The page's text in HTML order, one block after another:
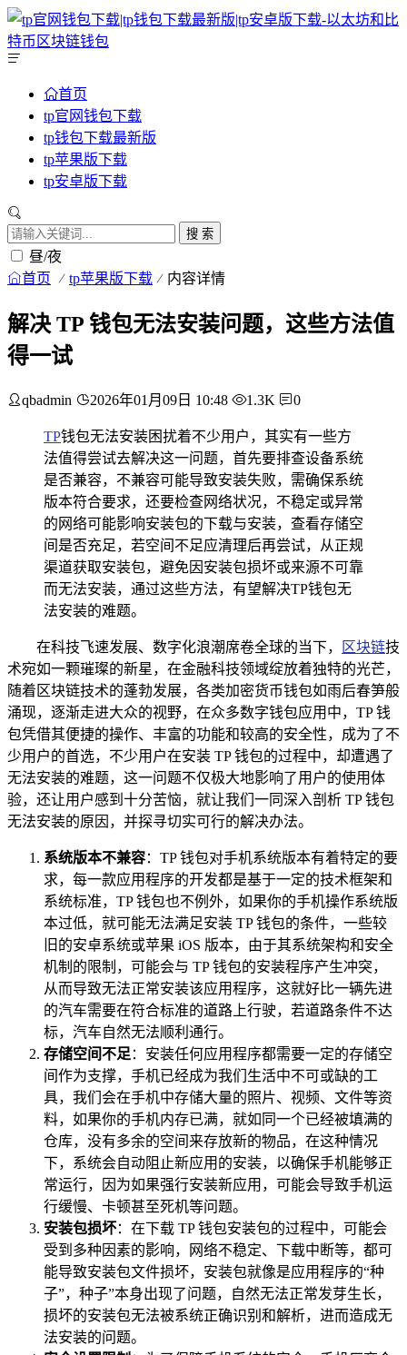
首页
tp官网钱包下载
tp钱包下载最新版
tp苹果版下载
tp安卓版下载
搜 索
昼/夜
首页 tp苹果版下载 内容详情
解决 TP 钱包无法安装问题，这些方法值
得一试
qbadmin 2026年01月09日 10:48 1.3K 0
TP钱包无法安装困扰着不少用户，其实有一些方
法值得尝试去解决这一问题，首先要排查设备系统
是否兼容，不兼容可能导致安装失败，需确保系统
版本符合要求，还要检查网络状况，不稳定或异常
的网络可能影响安装包的下载与安装，查看存储空
间是否充足，若空间不足应清理后再尝试，从正规
渠道获取安装包，避免因安装包损坏或来源不可靠
而无法安装，通过这些方法，有望解决TP钱包无
法安装的难题。
在科技飞速发展、数字化浪潮席卷全球的当下， 区块链技
术宛如一颗璀璨的新星，在金融科技领域绽放着独特的光芒，
随着区块链技术的蓬勃发展，各类加密货币钱包如雨后春笋般
涌现，逐渐走进大众的视野，在众多数字钱包应用中，TP 钱
包凭借其便捷的操作、丰富的功能和较高的安全性，成为了不
少用户的首选，不少用户在安装 TP 钱包的过程中，却遭遇了
无法安装的难题，这一问题不仅极大地影响了用户的使用体
验，还让用户感到十分苦恼，就让我们一同深入剖析 TP 钱包
无法安装的原因，并探寻切实可行的解决办法。
系统版本不兼容：TP 钱包对手机系统版本有着特定的要
求，每一款应用程序的开发都是基于一定的技术框架和
系统标准，TP 钱包也不例外，如果你的手机操作系统版
本过低，就可能无法满足安装 TP 钱包的条件，一些较
旧的安卓系统或苹果 iOS 版本，由于其系统架构和安全
机制的限制，可能会与 TP 钱包的安装程序产生冲突，
从而导致无法正常安装该应用程序，这就好比一辆先进
的汽车需要在符合标准的道路上行驶，若道路条件不达
标，汽车自然无法顺利通行。
存储空间不足 ：安装任何应用程序都需要一定的存储空
间作为支撑，手机已经成为我们生活中不可或缺的工
具，我们会在手机中存储大量的照片、视频、文件等资
料，如果你的手机内存已满，就如同一个已经被填满的
仓库，没有多余的空间来存放新的物品，在这种情况
下，系统会自动阻止新应用的安装，以确保手机能够正
常运行，因为如果强行安装新应用，可能会导致手机运
行缓慢、卡顿甚至死机等问题。
安装包损坏：在下载 TP 钱包安装包的过程中，可能会
受到多种因素的影响，网络不稳定、下载中断等，都可
能导致安装包文件损坏，安装包就像是应用程序的“种
子”，种子”本身出现了问题，自然无法正常发芽生长，
损坏的安装包无法被系统正确识别和解析，进而造成无
法安装的问题。